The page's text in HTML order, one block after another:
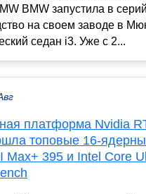
BMW запустила в
на своем заводе в
седан i3. Уже с 2...
платформа Nvidia
топовые 16-
Max+ 395 и Intel Core